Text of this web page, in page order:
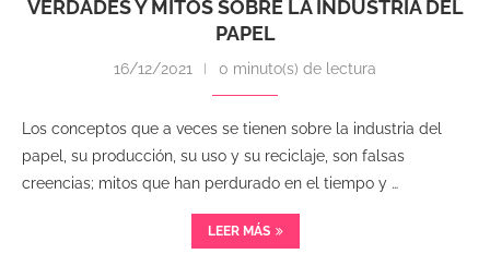
VERDADES Y MITOS SOBRE LA INDUSTRIA DEL
PAPEL
16/12/2021 0 minuto(s) de lectura
Los conceptos que a veces se tienen sobre la industria del
papel, su producción, su uso y su reciclaje, son falsas
creencias; mitos que han perdurado en el tiempo y …
LEER MÁS